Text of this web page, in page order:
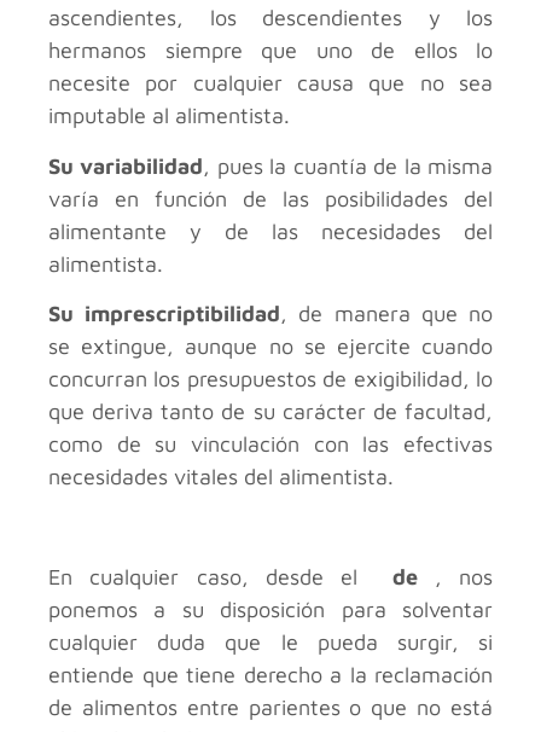
ascendientes, los descendientes y los
hermanos siempre que uno de ellos lo
necesite por cualquier causa que no sea
imputable al alimentista.
Su variabilidad, pues la cuantía de la misma
varía en función de las posibilidades del
alimentante y de las necesidades del
alimentista.
Su imprescriptibilidad, de manera que no
se extingue, aunque no se ejercite cuando
concurran los presupuestos de exigibilidad, lo
que deriva tanto de su carácter de facultad,
como de su vinculación con las efectivas
necesidades vitales del alimentista.
En cualquier caso, desde el de
, nos
ponemos a su disposición para solventar
cualquier duda que le pueda surgir, si
entiende que tiene derecho a la reclamación
de alimentos entre parientes o que no está